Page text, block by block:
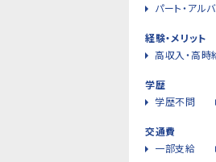
パート・アル
経験・メリット
高収入・高時
学歴
学歴不問
交通費
一部支給